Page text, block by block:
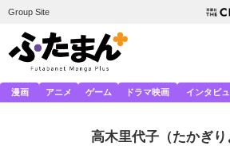
Group Site
漫画 アニメ ゲーム ドラマ映画 インタビ
高木里代子（たかぎり